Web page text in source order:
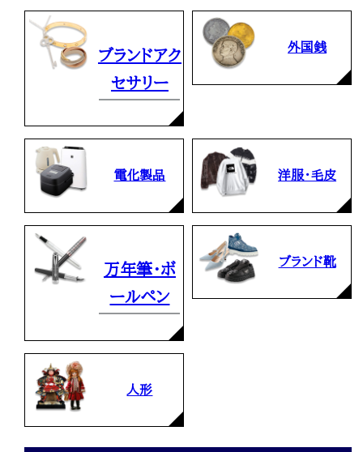
ブランドアク
セサリー
外国銭
電化製品 洋服・毛皮
万年筆・ボ
ールペン
ブランド靴
人形